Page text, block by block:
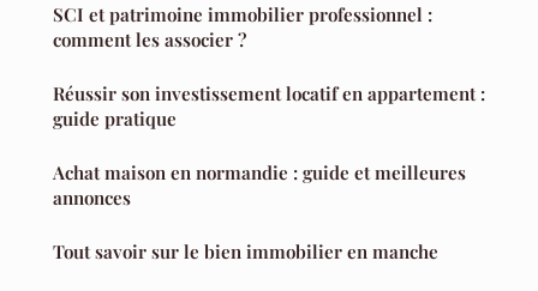
SCI et patrimoine immobilier professionnel :
comment les associer ?
Réussir son investissement locatif en appartement :
guide pratique
Achat maison en normandie : guide et meilleures
annonces
Tout savoir sur le bien immobilier en manche